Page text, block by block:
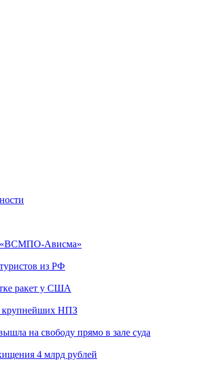
«ВСМПО-Ависма»
из РФ
ракет у США
крупнейших НПЗ
на свободу прямо в зале суда
4 млрд рублей